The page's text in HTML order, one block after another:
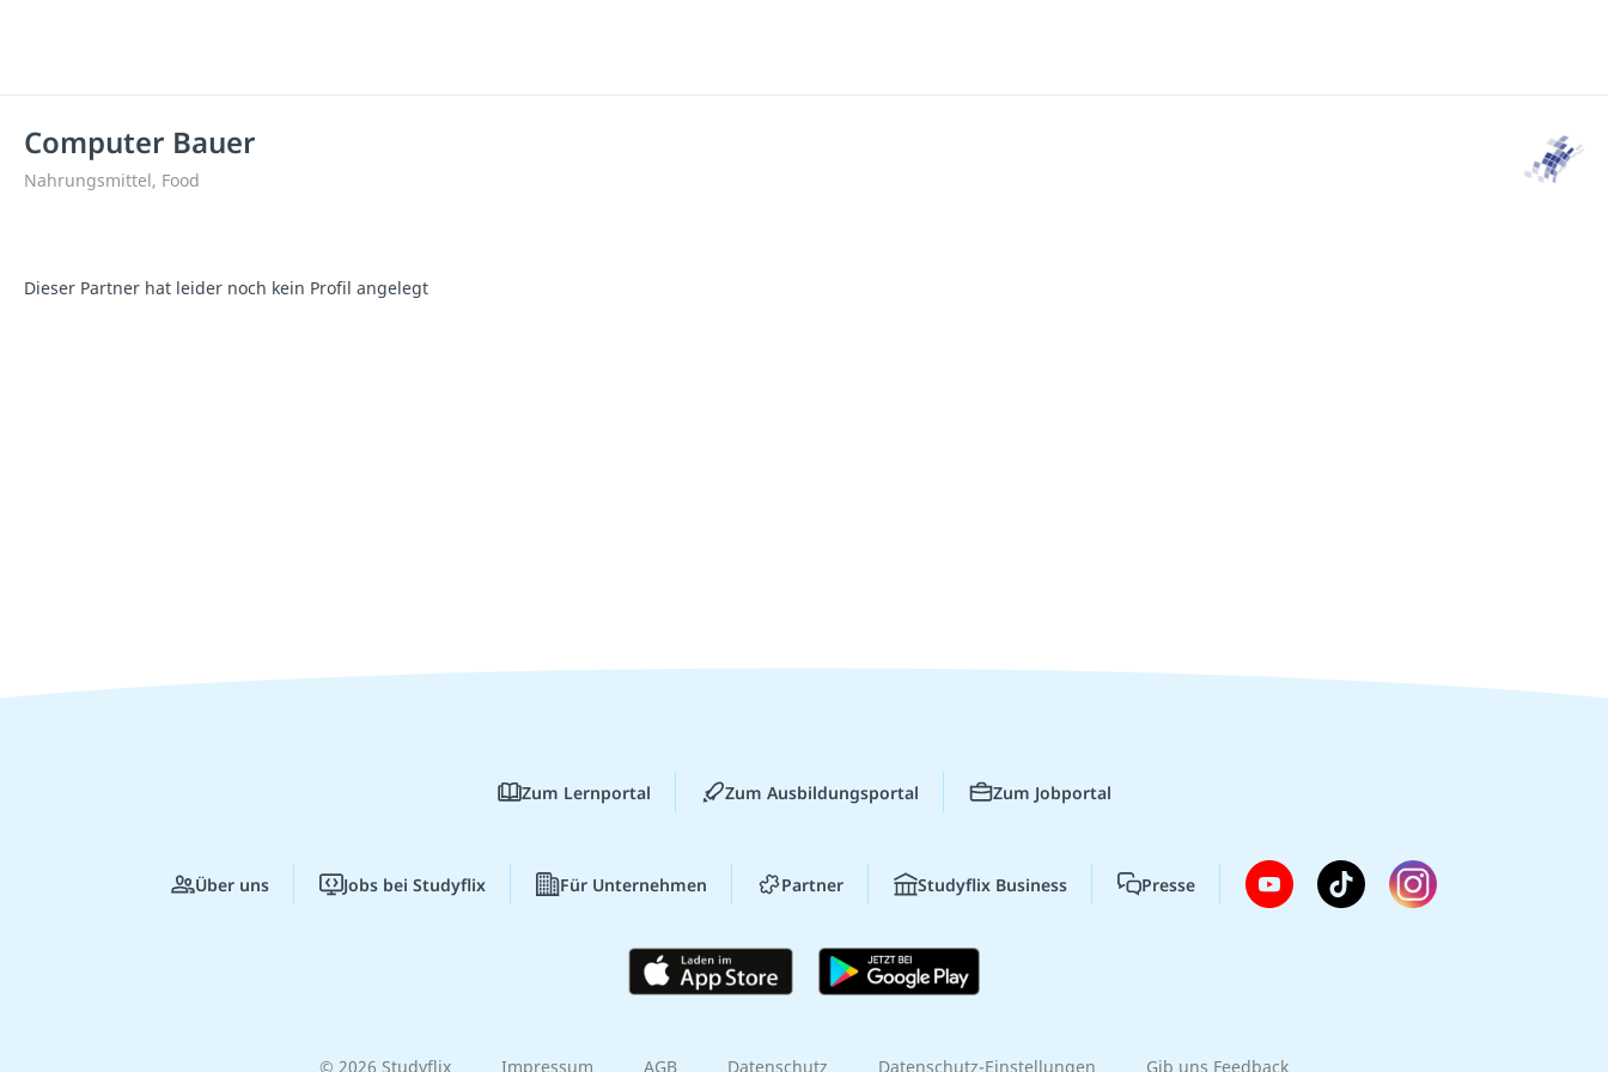
Computer Bauer
Nahrungsmittel, Food
Dieser Partner hat leider noch kein Profil angelegt
Zum Lernportal Zum Ausbildungsportal Zum Jobportal
Über uns Jobs bei Studyflix Für Unternehmen Partner Studyflix Business Presse
© 2026 Studyflix Impressum AGB Datenschutz Datenschutz-Einstellungen Gib uns Feedback